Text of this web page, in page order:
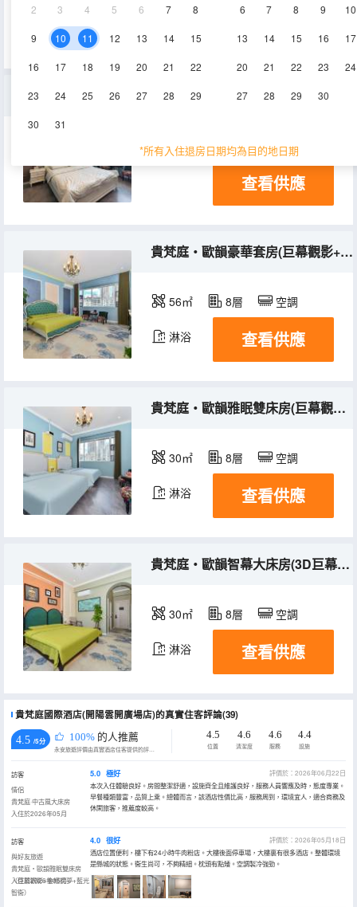
2 3 4 5 6 7 8
9 10 11 12 13 14 15
16 17 18 19 20 21 22
23 24 25 26 27 28 29
30 31
6 7 8 9 10
13 14 15 16 17
20 21 22 23 24
27 28 29 30
*所有入住退房日期均為目的地日期
貴梵庭·中古風大床房
30㎡ 8層 淋浴
查看供應
貴梵庭・歐韻豪華套房(巨幕觀影+兩張床+壁爐凝香)
56㎡ 8層 空調
淋浴 查看供應
貴梵庭・歐韻雅眠雙床房(巨幕觀影+金框枕夢+藍光智衞）
30㎡ 8層 空調
淋浴 查看供應
貴梵庭・歐韻智幕大床房(3D巨幕+藍光智衞)
30㎡ 8層 空調
淋浴 查看供應
貴梵庭國際酒店(開陽雲開廣場店)的真實住客評論(39)
4.5 /5分 100% 的人推薦
永安旅遊評價由真實酒店住客提供的評價。
4.5
位置
4.6
清潔度
4.6
服務
4.4
設施
訪客
情侶
貴梵庭·中古風大床房
入住於2026年05月
5.0 極好
評價於：2026年06月22日
本次入住體驗良好。房間整潔舒適，設施齊全且維護良好，服務人員響應及時，態度專業。
早餐種類豐富，品質上乘。總體而言，該酒店性價比高，服務周到，環境宜人，適合商務及
休閑旅客，推薦度較高。
訪客
與好友旅遊
貴梵庭・歐韻雅眠雙床房
（巨幕觀影+金框枕夢+藍光
智衞）
入住於2026年05月
4.0 很好
評價於：2026年05月18日
酒店位置便利，樓下有24小時牛肉粉店。大樓後面停車場，大樓裏有很多酒店。整體環境
是縣城的狀態。衞生尚可，不夠精細。枕頭有點矮。空調製冷強勁。